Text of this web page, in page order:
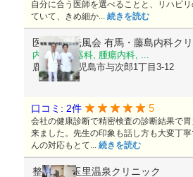
自分に合う医師を選べることと、リハビ
ていて、きめ細か... 続きを読む
医療法人光風会 有馬・藤島内科ク
内科, 消化器科, 腫瘍内科, ...
鹿児島県鹿児島市与次郎1丁目3-12
口コミ: 2件 5
会社の健康診断で精密検査の診断結果で
来ました。先生の印象も話し方も大変丁
んの対応もとて... 続きを読む
整形外科玉里温泉クリニック